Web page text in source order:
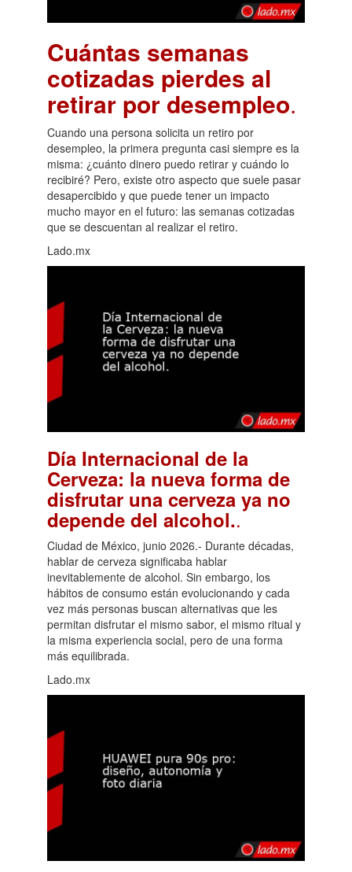
Cuántas semanas
cotizadas pierdes al
retirar por desempleo.
Cuando una persona solicita un retiro por
desempleo, la primera pregunta casi siempre es la
misma: ¿cuánto dinero puedo retirar y cuándo lo
recibiré? Pero, existe otro aspecto que suele pasar
desapercibido y que puede tener un impacto
mucho mayor en el futuro: las semanas cotizadas
que se descuentan al realizar el retiro.
Lado.mx
Día Internacional de la
Cerveza: la nueva forma de
disfrutar una cerveza ya no
depende del alcohol..
Ciudad de México, junio 2026.- Durante décadas,
hablar de cerveza significaba hablar
inevitablemente de alcohol. Sin embargo, los
hábitos de consumo están evolucionando y cada
vez más personas buscan alternativas que les
permitan disfrutar el mismo sabor, el mismo ritual y
la misma experiencia social, pero de una forma
más equilibrada.
Lado.mx